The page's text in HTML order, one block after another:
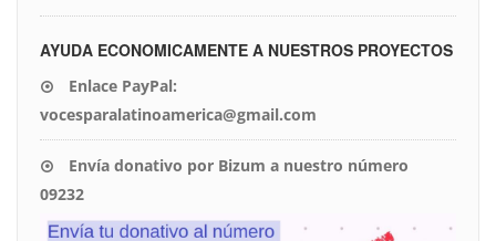
AYUDA ECONOMICAMENTE A NUESTROS PROYECTOS
Enlace PayPal:
vocesparalatinoamerica@gmail.com
Envía donativo por Bizum a nuestro número
09232